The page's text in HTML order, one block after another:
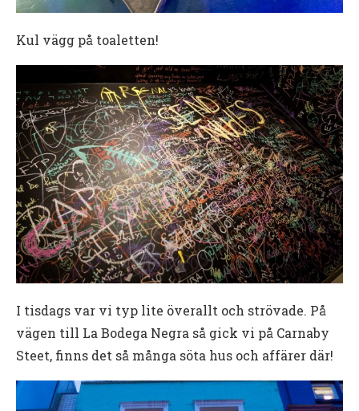
Kul vägg på toaletten!
I tisdags var vi typ lite överallt och strövade. På
vägen till La Bodega Negra så gick vi på Carnaby
Steet, finns det så många söta hus och affärer där!